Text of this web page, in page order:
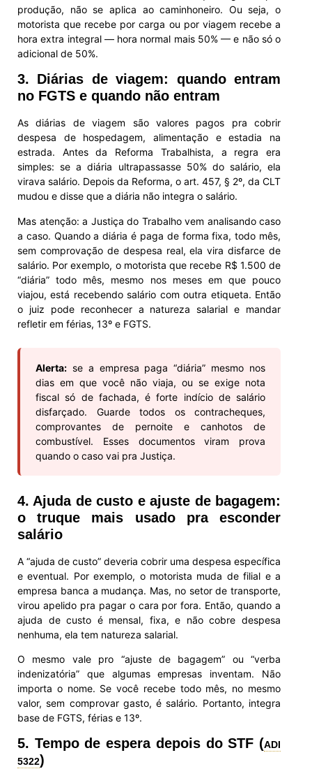
produção, não se aplica ao caminhoneiro. Ou seja, o
motorista que recebe por carga ou por viagem recebe a
hora extra integral — hora normal mais 50% — e não só o
adicional de 50%.
3. Diárias de viagem: quando entram
no FGTS e quando não entram
As diárias de viagem são valores pagos pra cobrir
despesa de hospedagem, alimentação e estadia na
estrada. Antes da Reforma Trabalhista, a regra era
simples: se a diária ultrapassasse 50% do salário, ela
virava salário. Depois da Reforma, o art. 457, § 2º, da CLT
mudou e disse que a diária não integra o salário.
Mas atenção: a Justiça do Trabalho vem analisando caso
a caso. Quando a diária é paga de forma fixa, todo mês,
sem comprovação de despesa real, ela vira disfarce de
salário. Por exemplo, o motorista que recebe R$ 1.500 de
“diária” todo mês, mesmo nos meses em que pouco
viajou, está recebendo salário com outra etiqueta. Então
o juiz pode reconhecer a natureza salarial e mandar
refletir em férias, 13º e FGTS.
Alerta: se a empresa paga “diária” mesmo nos
dias em que você não viaja, ou se exige nota
fiscal só de fachada, é forte indício de salário
disfarçado. Guarde todos os contracheques,
comprovantes de pernoite e canhotos de
combustível. Esses documentos viram prova
quando o caso vai pra Justiça.
4. Ajuda de custo e ajuste de bagagem:
o truque mais usado pra esconder
salário
A “ajuda de custo” deveria cobrir uma despesa específica
e eventual. Por exemplo, o motorista muda de filial e a
empresa banca a mudança. Mas, no setor de transporte,
virou apelido pra pagar o cara por fora. Então, quando a
ajuda de custo é mensal, fixa, e não cobre despesa
nenhuma, ela tem natureza salarial.
O mesmo vale pro “ajuste de bagagem” ou “verba
indenizatória” que algumas empresas inventam. Não
importa o nome. Se você recebe todo mês, no mesmo
valor, sem comprovar gasto, é salário. Portanto, integra
base de FGTS, férias e 13º.
5. Tempo de espera depois do STF (ADI
5322)